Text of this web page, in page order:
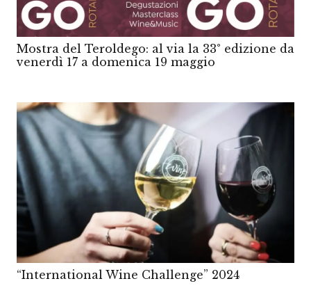
Mostra del Teroldego: al via la 33° edizione da
venerdì 17 a domenica 19 maggio
“International Wine Challenge” 2024